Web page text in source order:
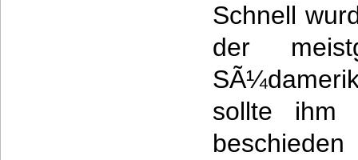
Schnell
der
sollte ihm